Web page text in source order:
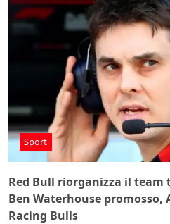
Sport
Red Bull riorganizza il team
Ben Waterhouse promosso,
Racing Bulls